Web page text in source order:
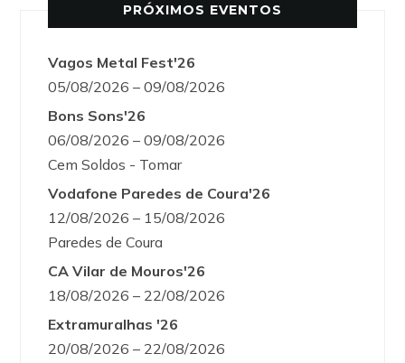
PRÓXIMOS EVENTOS
Vagos Metal Fest'26
05/08/2026 – 09/08/2026
Bons Sons'26
06/08/2026 – 09/08/2026
Cem Soldos - Tomar
Vodafone Paredes de Coura'26
12/08/2026 – 15/08/2026
Paredes de Coura
CA Vilar de Mouros'26
18/08/2026 – 22/08/2026
Extramuralhas '26
20/08/2026 – 22/08/2026